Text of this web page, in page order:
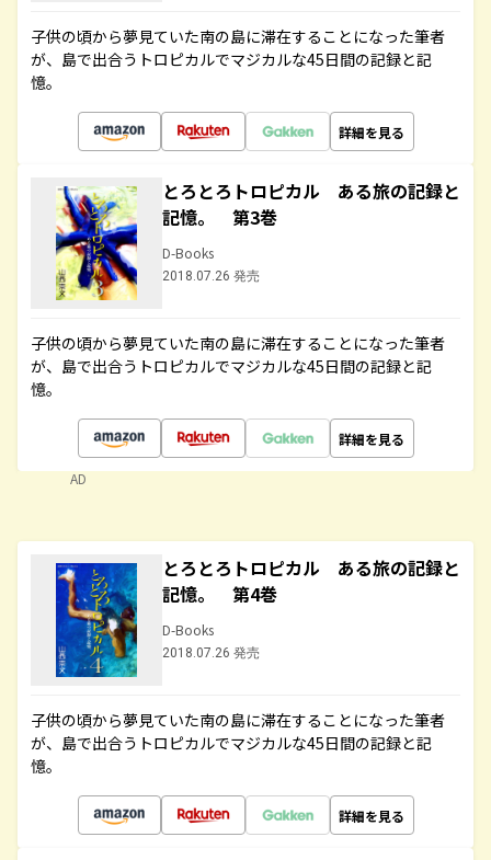
子供の頃から夢見ていた南の島に滞在することになった筆者
が、島で出合うトロピカルでマジカルな45日間の記録と記
憶。
詳細を見る
とろとろトロピカル ある旅の記録と
記憶。 第3巻
D-Books
2018.07.26 発売
子供の頃から夢見ていた南の島に滞在することになった筆者
が、島で出合うトロピカルでマジカルな45日間の記録と記
憶。
詳細を見る
AD
とろとろトロピカル ある旅の記録と
記憶。 第4巻
D-Books
2018.07.26 発売
子供の頃から夢見ていた南の島に滞在することになった筆者
が、島で出合うトロピカルでマジカルな45日間の記録と記
憶。
詳細を見る